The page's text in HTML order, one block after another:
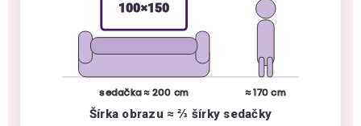
100×150
sedačka ≈ 200 cm ≈ 170 cm
Šírka obrazu ≈ ⅔ šírky sedačky